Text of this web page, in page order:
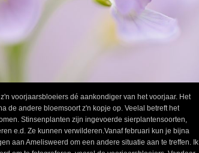
voorjaarsbloeiers dé aankondiger van het voorjaar. Het
de andere bloemsoort z'n kopje op. Veelal betreft het
Stinsenplanten zijn ingevoerde sierplantensoorten,
e.d. Ze kunnen verwilderen.Vanaf februari kun je bijna
aan Amelisweerd om een andere situatie aan te treffen. Ik